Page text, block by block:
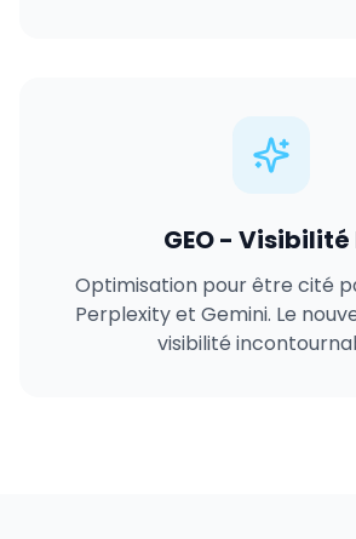
GEO - Visibilité
Optimisation pour être cité
Perplexity et Gemini. Le
visibilité